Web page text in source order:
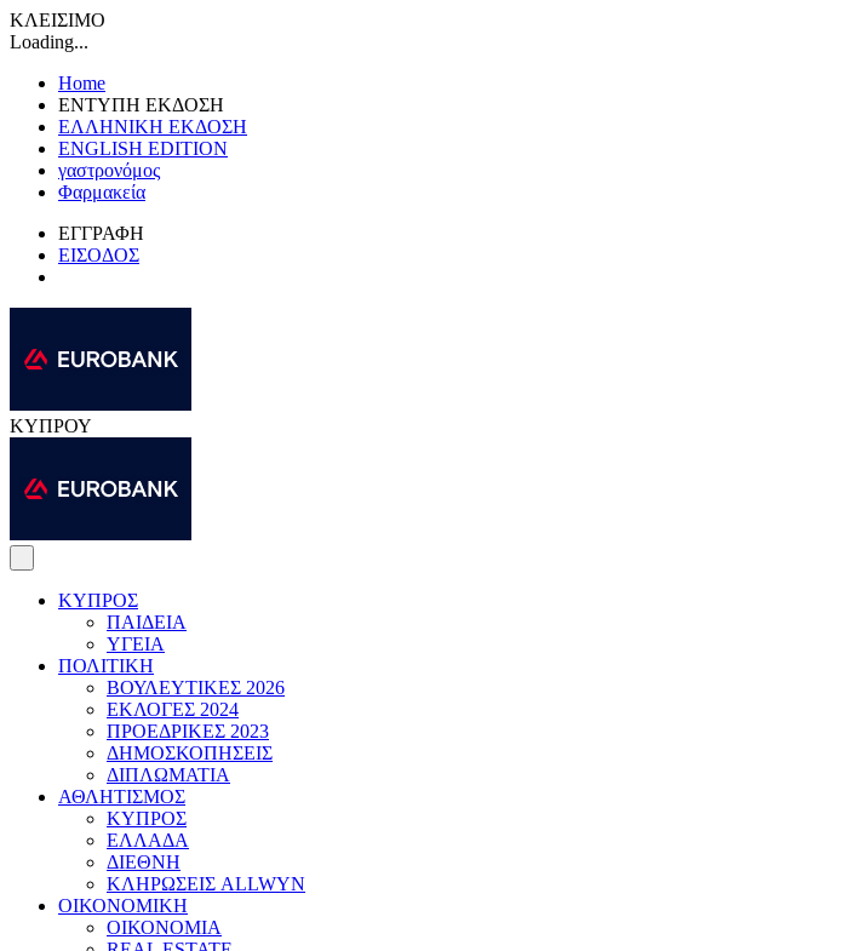
ΚΛΕΙΣΙΜΟ
Loading...
Home
ΕΝΤΥΠΗ ΕΚΔΟΣΗ
ΕΛΛΗΝΙΚΗ ΕΚΔΟΣΗ
ENGLISH EDITION
γαστρονόμος
Φαρμακεία
ΕΓΓΡΑΦΗ
ΕΙΣΟΔΟΣ
ΚΥΠΡΟΥ
ΚΥΠΡΟΣ
ΠΑΙΔΕΙΑ
ΥΓΕΙΑ
ΠΟΛΙΤΙΚΗ
ΒΟΥΛΕΥΤΙΚΕΣ 2026
ΕΚΛΟΓΕΣ 2024
ΠΡΟΕΔΡΙΚΕΣ 2023
ΔΗΜΟΣΚΟΠΗΣΕΙΣ
ΔΙΠΛΩΜΑΤΙΑ
ΑΘΛΗΤΙΣΜΟΣ
ΚΥΠΡΟΣ
ΕΛΛΑΔΑ
ΔΙΕΘΝΗ
ΚΛΗΡΩΣΕΙΣ ALLWYN
ΟΙΚΟΝΟΜΙΚΗ
ΟΙΚΟΝΟΜΙΑ